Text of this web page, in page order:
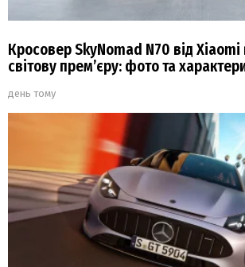
Кросовер SkyNomad N70 від Xiaomi
світову прем’єру: фото та
день тому